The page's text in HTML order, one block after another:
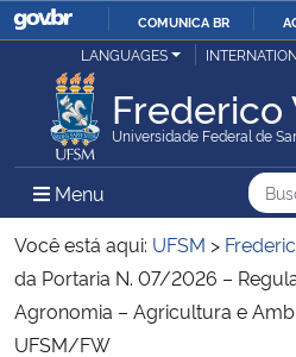
IR
O
COMUNICA BR
Ministério da Justiça e Segurança Pública
Ministério da Defesa
Ministério das Relações Exteriores
Ministério da Economia
LANGUAGES
Universidade Federal de
Menu Menu Principal do
Você está aqui: UFSM >
da Portaria N. 07/2026 –
Agronomia – Agricultura e
UFSM/FW